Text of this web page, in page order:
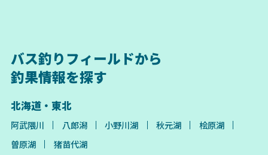
バス釣りフィールドから
釣果情報を探す
北海道・東北
阿武隈川 八郎潟 小野川湖 秋元湖
桧原湖
曽原湖
猪苗代湖